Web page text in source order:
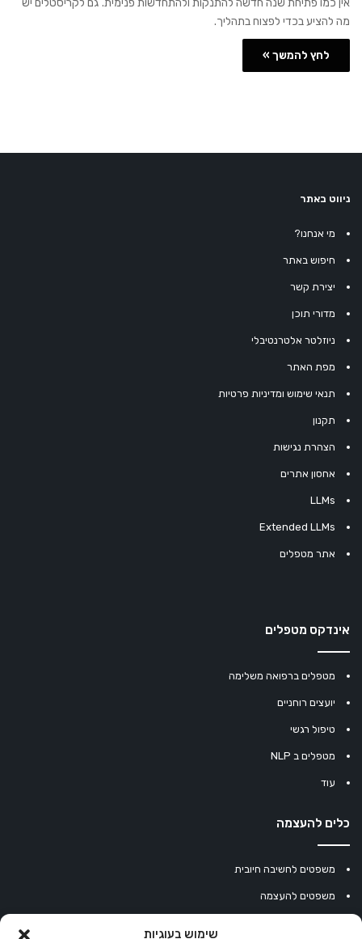
שימוש בעוגיות
מה להציע בכדי לפצוח בתהליך.
לחץ להמשך »
ניווט באתר
מי אנחנו?
חיפוש באתר
יצירת קשר
מדורי תוכן
ניוזלטר אלטרנטיבלי
מפת האתר
תנאי שימוש ומדיניות פרטיות
תקנון
הצהרת נגישות
אחסון אתרים
LLMs
Extended LLMs
אתר מטפלים
אינדקס מטפלים
מטפלים ברפואה משלימה
יועצים רוחניים
טיפול רגשי
מטפלים ב NLP
עוד
כלים להעצמה
משפטים לחשיבה חיובית
משפטים להעצמה